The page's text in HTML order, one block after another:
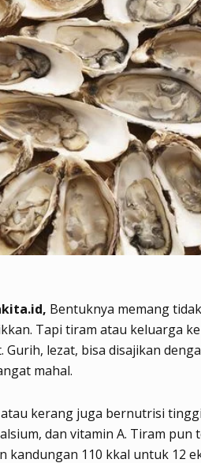
Bentuknya memang
Tapi tiram atau keluarga
Gurih, lezat, bisa disajikan
mahal.
kerang juga bernutrisi
dan vitamin A. Tiram
kandungan 110 kkal untuk 12